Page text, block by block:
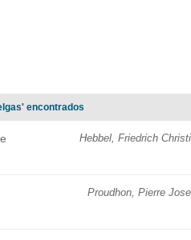
encontrados
Hebbel, Friedrich
Proudhon, Pierre